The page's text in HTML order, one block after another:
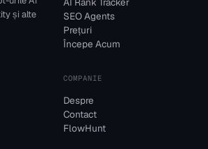
și alte
SEO Agents
Prețuri
Începe Acum
COMPANIE
Despre
Contact
FlowHunt